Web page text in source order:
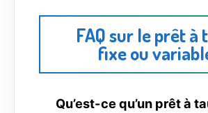
FAQ sur le prêt à
fixe ou
Qu’est-ce qu’un prêt à